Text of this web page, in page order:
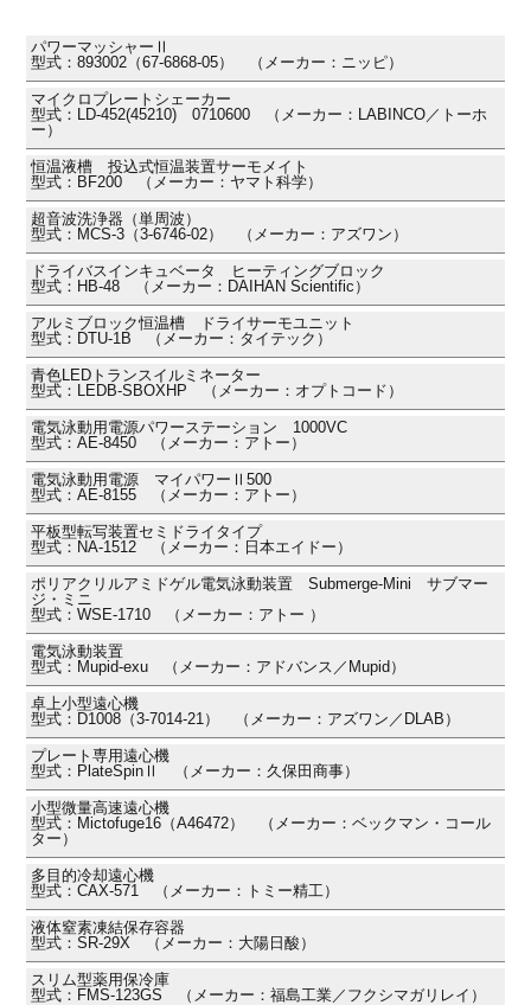
パワーマッシャーⅡ
型式：893002（67-6868-05） （メーカー：ニッピ）
マイクロプレートシェーカー
型式：LD-452(45210) 0710600 （メーカー：LABINCO／トーホ
ー）
恒温液槽 投込式恒温装置サーモメイト
型式：BF200 （メーカー：ヤマト科学）
超音波洗浄器（単周波）
型式：MCS-3（3-6746-02） （メーカー：アズワン）
ドライバスインキュベータ ヒーティングブロック
型式：HB-48 （メーカー：DAIHAN Scientific）
アルミブロック恒温槽 ドライサーモユニット
型式：DTU-1B （メーカー：タイテック）
青色LEDトランスイルミネーター
型式：LEDB-SBOXHP （メーカー：オプトコード）
電気泳動用電源パワーステーション 1000VC
型式：AE-8450 （メーカー：アトー）
電気泳動用電源 マイパワーⅡ500
型式：AE-8155 （メーカー：アトー）
平板型転写装置セミドライタイプ
型式：NA-1512 （メーカー：日本エイドー）
ポリアクリルアミドゲル電気泳動装置 Submerge-Mini サブマー
ジ・ミニ
型式：WSE-1710 （メーカー：アトー ）
電気泳動装置
型式：Mupid-exu （メーカー：アドバンス／Mupid）
卓上小型遠心機
型式：D1008（3-7014-21） （メーカー：アズワン／DLAB）
プレート専用遠心機
型式：PlateSpinⅡ （メーカー：久保田商事）
小型微量高速遠心機
型式：Mictofuge16（A46472） （メーカー：ベックマン・コール
ター）
多目的冷却遠心機
型式：CAX-571 （メーカー：トミー精工）
液体窒素凍結保存容器
型式：SR-29X （メーカー：大陽日酸）
スリム型薬用保冷庫
型式：FMS-123GS （メーカー：福島工業／フクシマガリレイ）